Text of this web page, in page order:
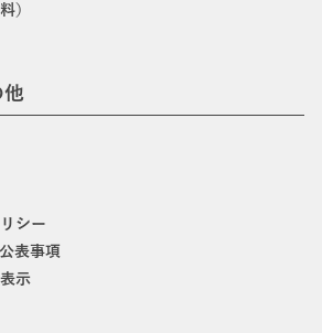
）
他
シー
表事項
示